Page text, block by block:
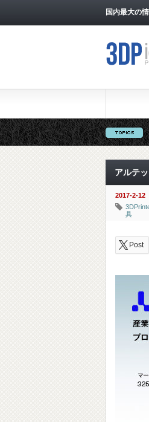
国内最大の
アルテ
2017-2-12
具
Post